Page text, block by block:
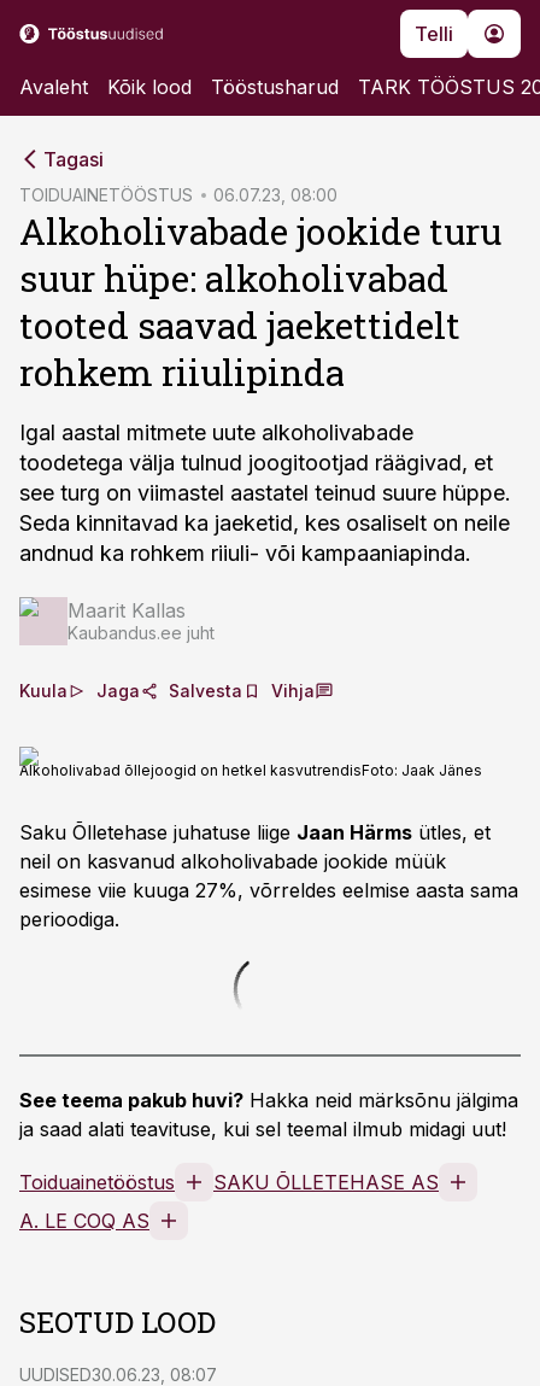
Telli
Avaleht Kõik lood Tööstusharud TARK TÖÖSTUS
Tagasi
TOIDUAINETÖÖSTUS 06.07.23, 08:00
Alkoholivabade jookide turu
suur hüpe: alkoholivabad
tooted saavad jaekettidelt
rohkem riiulipinda
Igal aastal mitmete uute alkoholivabade
toodetega välja tulnud joogitootjad räägivad, et
see turg on viimastel aastatel teinud suure hüppe.
Seda kinnitavad ka jaeketid, kes osaliselt on neile
andnud ka rohkem riiuli- või kampaaniapinda.
Maarit Kallas
Kaubandus.ee juht
Kuula Jaga Salvesta Vihja
Alkoholivabad õllejoogid on hetkel kasvutrendisFoto: Jaak Jänes
Saku Õlletehase juhatuse liige Jaan Härms ütles, et
neil on kasvanud alkoholivabade jookide müük
esimese viie kuuga 27%, võrreldes eelmise aasta sama
perioodiga.
See teema pakub huvi? Hakka neid märksõnu jälgima
ja saad alati teavituse, kui sel teemal ilmub midagi uut!
Toiduainetööstus
SAKU ÕLLETEHASE AS
A. LE COQ AS
SEOTUD LOOD
UUDISED30.06.23, 08:07